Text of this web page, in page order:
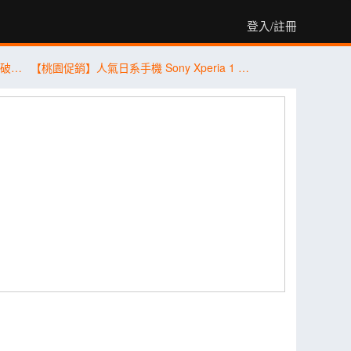
登入/註冊
【米可促銷】Samsung Galaxy A57 價格破盤！米可手機館限時 $13,890 (8/4~8/6) 【桃園促銷】人氣日系手機 Sony Xperia 1 VII 256G/512G，現貨特價 34,590 元起有夠划算！(8/4~8/10)